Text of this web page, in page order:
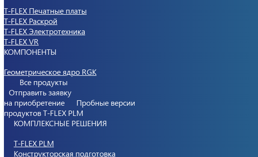
T-FLEX Печатные платы
T-FLEX Раскрой
T-FLEX Электротехника
T-FLEX VR
КОМПОНЕНТЫ
Геометрическое ядро RGK
Все продукты
Отправить заявку
на приобретение
Пробные версии
продуктов T-FLEX PLM
КОМПЛЕКСНЫЕ РЕШЕНИЯ
T-FLEX PLM
Конструкторская подготовка